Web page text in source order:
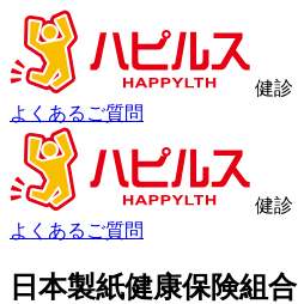
健診
よくあるご質問
健診
よくあるご質問
日本製紙健康保険組合